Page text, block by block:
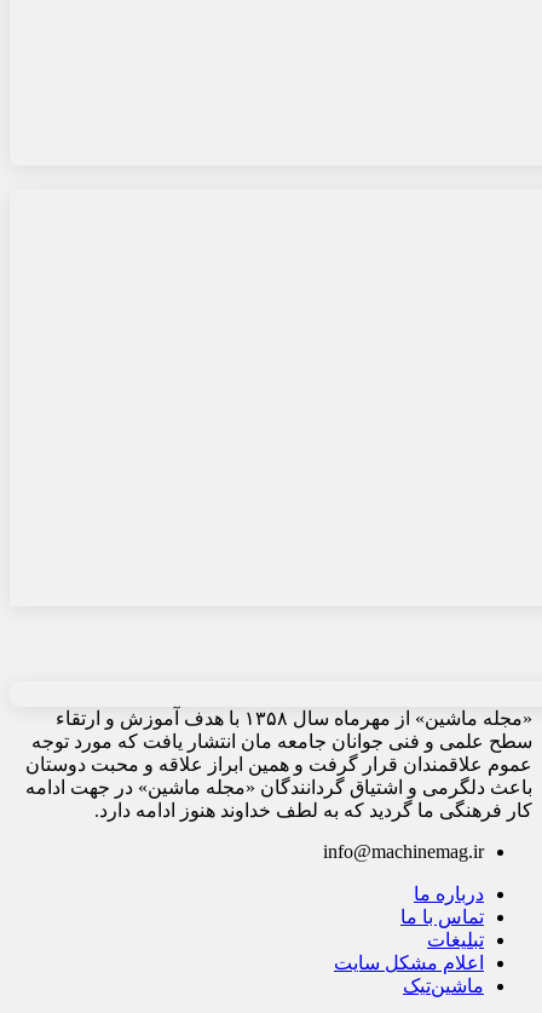
«مجله ماشین» از مهرماه سال ۱۳۵۸ با هدف آموزش و ارتقاء
سطح علمی و فنی جوانان جامعه مان انتشار یافت که مورد توجه
عموم علاقمندان قرار گرفت و همین ابراز علاقه و محبت دوستان
باعث دلگرمی و اشتیاق گردانندگان «مجله ماشین» در جهت ادامه
کار فرهنگی ما گردید که به لطف خداوند هنوز ادامه دارد.
info@machinemag.ir
درباره ما
تماس با ما
تبلیغات
اعلام مشکل سایت
ماشین‌تیک